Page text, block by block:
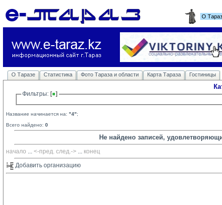
О
О Таразе Статистика Фото Тараза и области Карта Тараза Гостиницы
Фильтры:
Название начинается на: "4";
Всего найдено: 0
Не найдено записей,
начало ... <-пред. след.-> ... конец
Добавить организацию